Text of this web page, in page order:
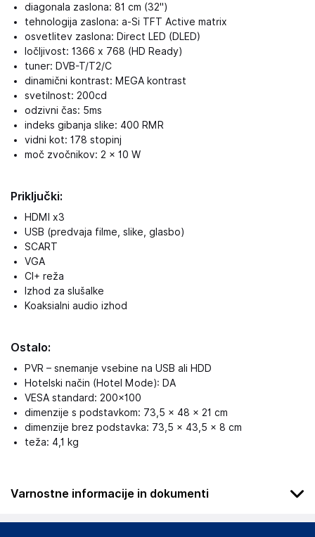
diagonala zaslona: 81 cm (32")
tehnologija zaslona: a-Si TFT Active matrix
osvetlitev zaslona: Direct LED (DLED)
ločljivost: 1366 x 768 (HD Ready)
tuner: DVB-T/T2/C
dinamični kontrast: MEGA kontrast
svetilnost: 200cd
odzivni čas: 5ms
indeks gibanja slike: 400 RMR
vidni kot: 178 stopinj
moč zvočnikov: 2 × 10 W
Priključki:
HDMI x3
USB (predvaja filme, slike, glasbo)
SCART
VGA
CI+ reža
Izhod za slušalke
Koaksialni audio izhod
Ostalo:
PVR – snemanje vsebine na USB ali HDD
Hotelski način (Hotel Mode): DA
VESA standard: 200×100
dimenzije s podstavkom: 73,5 × 48 × 21 cm
dimenzije brez podstavka: 73,5 × 43,5 × 8 cm
teža: 4,1 kg
Varnostne informacije in dokumenti
Podatki o proizvajalcu